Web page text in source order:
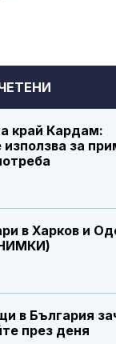
край Кардам:
за
в Харков и
в България
през деня